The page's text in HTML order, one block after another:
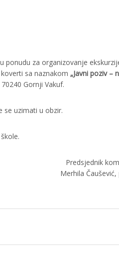
ponudu za organizovanje
sa naznakom „Javni poziv –
Gornji Vakuf.
se uzimati u obzir.
Predsjednik
Merhila